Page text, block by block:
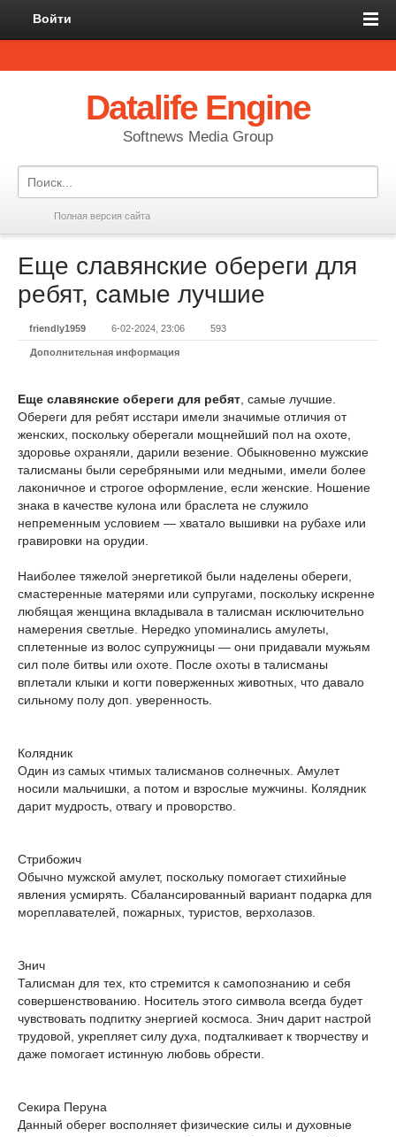
Войти
Datalife Engine
Softnews Media Group
Полная версия сайта
Еще славянские обереги для
ребят, самые лучшие
friendly1959 6-02-2024, 23:06 593
Дополнительная информация
Еще славянские обереги для ребят , самые лучшие.
Обереги для ребят исстари имели значимые отличия от
женских, поскольку оберегали мощнейший пол на охоте,
здоровье охраняли, дарили везение. Обыкновенно мужские
талисманы были серебряными или медными, имели более
лаконичное и строгое оформление, если женские. Ношение
знака в качестве кулона или браслета не служило
непременным условием — хватало вышивки на рубахе или
гравировки на орудии.
Наиболее тяжелой энергетикой были наделены обереги,
смастеренные матерями или супругами, поскольку искренне
любящая женщина вкладывала в талисман исключительно
намерения светлые. Нередко упоминались амулеты,
сплетенные из волос супружницы — они придавали мужьям
сил поле битвы или охоте. После охоты в талисманы
вплетали клыки и когти поверженных животных, что давало
сильному полу доп. уверенность.
Колядник
Один из самых чтимых талисманов солнечных. Амулет
носили мальчишки, а потом и взрослые мужчины. Колядник
дарит мудрость, отвагу и проворство.
Стрибожич
Обычно мужской амулет, поскольку помогает стихийные
явления усмирять. Сбалансированный вариант подарка для
мореплавателей, пожарных, туристов, верхолазов.
Знич
Талисман для тех, кто стремится к самопознанию и себя
совершенствованию. Носитель этого символа всегда будет
чувствовать подпитку энергией космоса. Знич дарит настрой
трудовой, укрепляет силу духа, подталкивает к творчеству и
даже помогает истинную любовь обрести.
Секира Перуна
Данный оберег восполняет физические силы и духовные